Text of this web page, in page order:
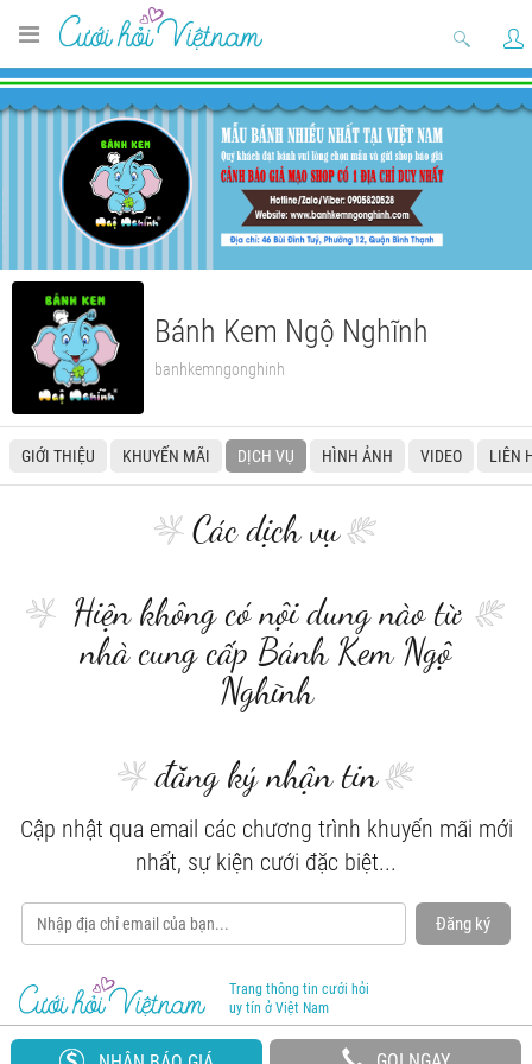
Bánh Kem Ngộ Nghĩnh
banhkemngonghinh
GIỚI THIỆU KHUYẾN MÃI DỊCH VỤ HÌNH ẢNH VIDEO LIÊN
Các dịch vụ
Hiện không có nội dung nào từ
nhà cung cấp Bánh Kem Ngộ
Nghĩnh
đăng ký nhận tin
Cập nhật qua email các chương trình khuyến mãi mới
nhất, sự kiện cưới đặc biệt...
Đăng ký
Trang thông tin cưới hỏi
uy tín ở Việt Nam